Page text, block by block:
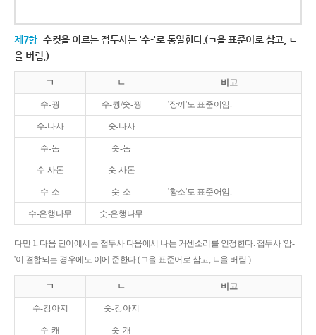
제7항 수컷을 이르는 접두사는 '수-'로 통일한다.(ㄱ을 표준어로 삼고, ㄴ
을 버림.)
ㄱ ㄴ 비고
수-꿩 수-퀑/숫-꿩 '장끼'도 표준어임.
수-나사 숫-나사
수-놈 숫-놈
수-사돈 숫-사돈
수-소 숫-소 '황소'도 표준어임.
수-은행나무 숫-은행나무
다만 1. 다음 단어에서는 접두사 다음에서 나는 거센소리를 인정한다. 접두사 '암-
'이 결합되는 경우에도 이에 준한다.(ㄱ을 표준어로 삼고, ㄴ을 버림.)
ㄱ ㄴ 비고
수-캉아지 숫-강아지
수-캐 숫-개